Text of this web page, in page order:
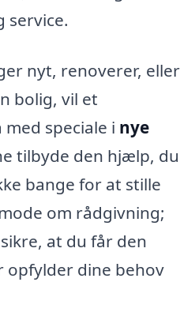
service.
nyt, renoverer, eller
bolig, vil et
speciale i nye
tilbyde den hjælp, du
bange for at stille
om rådgivning;
at du får den
opfylder dine behov